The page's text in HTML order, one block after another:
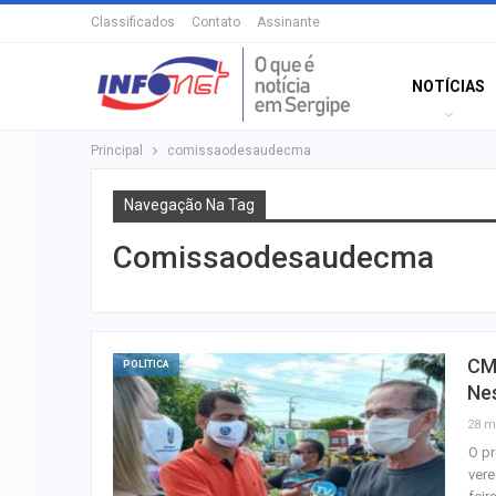
Classificados Contato Assinante
NOTÍCIAS
Principal comissaodesaudecma
Navegação Na Tag
Comissaodesaudecma
POLÍTICA
28
O